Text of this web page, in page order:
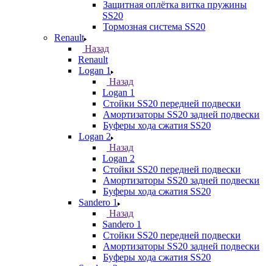
Защитная оплётка витка пружины
SS20
Тормозная система SS20
Renault
Назад
Renault
Logan 1
Назад
Logan 1
Стойки SS20 передней подвески
Амортизаторы SS20 задней подвески
Буферы хода сжатия SS20
Logan 2
Назад
Logan 2
Стойки SS20 передней подвески
Амортизаторы SS20 задней подвески
Буферы хода сжатия SS20
Sandero 1
Назад
Sandero 1
Стойки SS20 передней подвески
Амортизаторы SS20 задней подвески
Буферы хода сжатия SS20